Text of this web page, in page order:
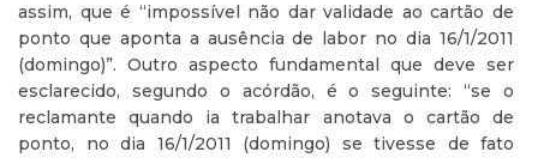
assim, que é “impossível não dar validade ao cartão de
ponto que aponta a ausência de labor no dia 16/1/2011
(domingo)”. Outro aspecto fundamental que deve ser
esclarecido, segundo o acórdão, é o seguinte: “se o
reclamante quando ia trabalhar anotava o cartão de
ponto, no dia 16/1/2011 (domingo) se tivesse de fato